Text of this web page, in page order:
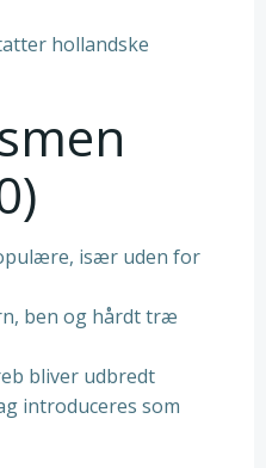
hollandske
især uden for
ben og hårdt træ
bliver udbredt
introduceres som